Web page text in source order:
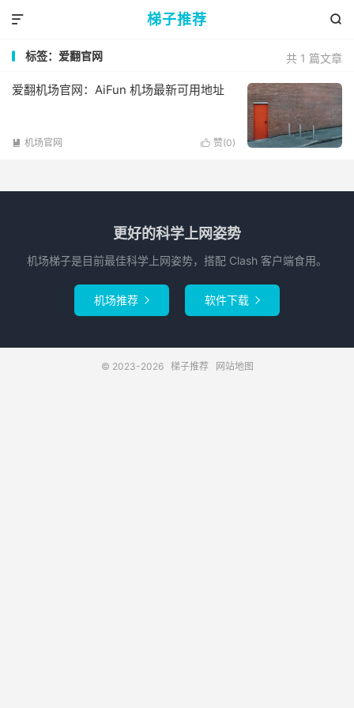
梯子推荐 

共 1 篇文章
标签：爱翻官网
爱翻机场官网：AiFun 机场最新可用地址
 赞(0)
 机场官网
更好的科学上网姿势
机场梯子是目前最佳科学上网姿势，搭配 Clash 客户端食用。
机场推荐  软件下载 
© 2023-2026 梯子推荐 网站地图